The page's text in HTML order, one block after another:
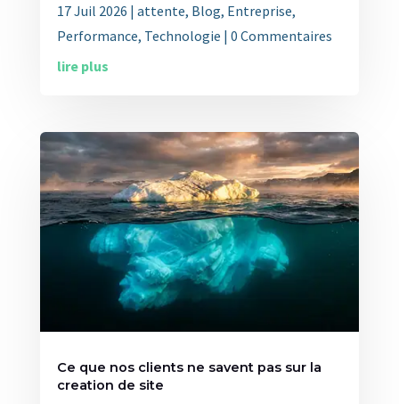
17 Juil 2026 | attente, Blog, Entreprise,
Performance, Technologie | 0 Commentaires
lire plus
Ce que nos clients ne savent pas sur la
creation de site